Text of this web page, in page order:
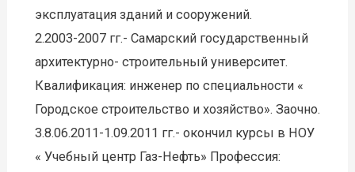
эксплуатация зданий и сооружений.
2.2003-2007 гг.- Самарский государственный
архитектурно- строительный университет.
Квалификация: инженер по специальности «
Городское строительство и хозяйство». Заочно.
3.8.06.2011-1.09.2011 гг.- окончил курсы в НОУ
« Учебный центр Газ-Нефть» Профессия: